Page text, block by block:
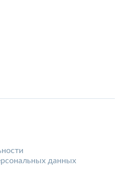
данных